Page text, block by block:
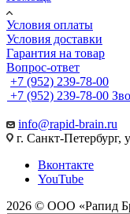
Условия оплаты
Условия доставки
Гарантия на товар
Вопрос-ответ
+7 (952) 239-78-00
+7 (952) 239-78-00
info@rapid-brain.ru
г. Санкт-Петербург,
Вконтакте
YouTube
2026 © ООО «Рапид